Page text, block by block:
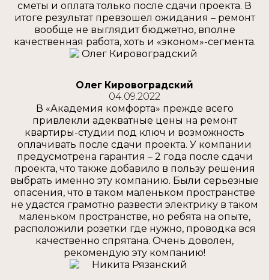
сметы и оплата только после сдачи проекта. В
итоге результат превзошел ожидания – ремонт
вообще не выглядит бюджетно, вполне
качественная работа, хоть и «эконом»-сегмента.
Олег Кировоградский
04.09.2022
В «Академия комфорта» прежде всего
привлекли адекватные цены на ремонт
квартиры-студии под ключ и возможность
оплачивать после сдачи проекта. У компании
предусмотрена гарантия – 2 года после сдачи
проекта, что также добавило в пользу решения
выбрать именно эту компанию. Были серьезные
опасения, что в таком маленьком пространстве
не удастся грамотно развести электрику в таком
маленьком пространстве, но ребята на опыте,
расположили розетки где нужно, проводка вся
качественно спрятана. Очень доволен,
рекомендую эту компанию!